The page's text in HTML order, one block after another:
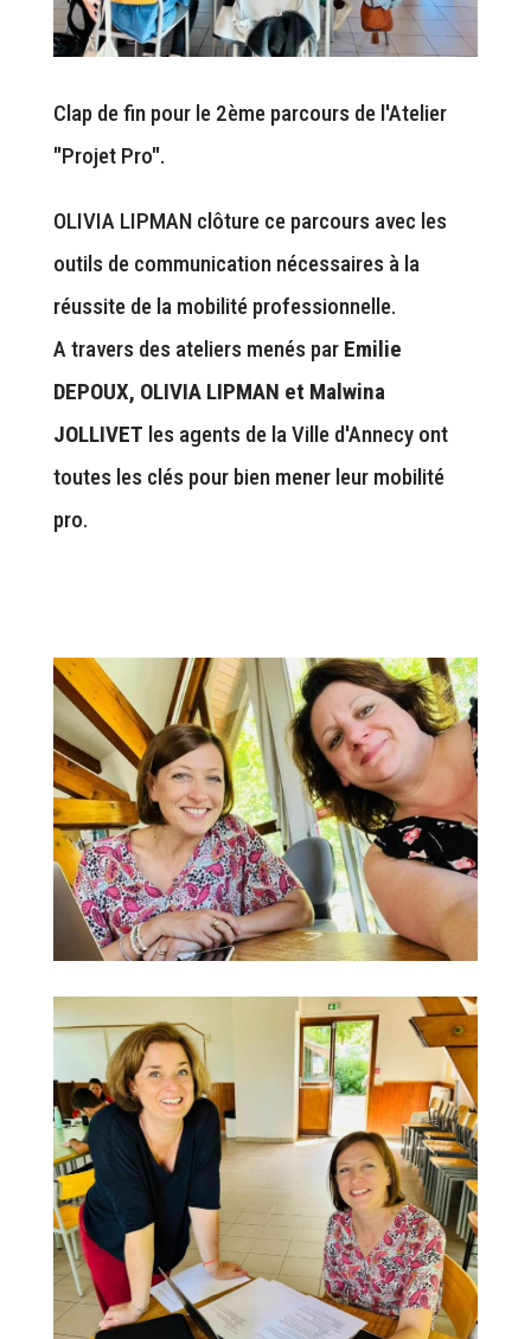
Clap de fin pour le 2ème parcours de l'Atelier
"Projet Pro".
OLIVIA LIPMAN clôture ce parcours avec les
outils de communication nécessaires à la
réussite de la mobilité professionnelle.
A travers des ateliers menés par Emilie
DEPOUX, OLIVIA LIPMAN et Malwina
JOLLIVET les agents de la Ville d'Annecy ont
toutes les clés pour bien mener leur mobilité
pro.